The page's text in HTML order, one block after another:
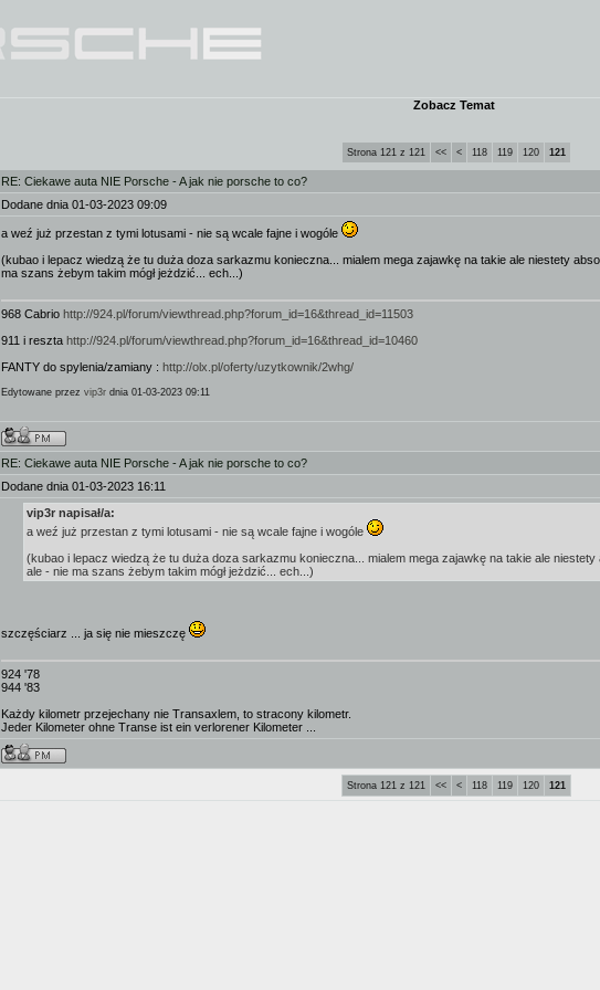
Zobacz Temat
Strona 121 z 121 << < 118 119 120 121
RE: Ciekawe auta NIE Porsche - A jak nie porsche to co?
Dodane dnia 01-03-2023 09:09
a weź już przestan z tymi lotusami - nie są wcale fajne i wogóle
(kubao i lepacz wiedzą że tu duża doza sarkazmu konieczna... mialem mega zajawkę na takie ale niestety
ma szans żebym takim mógł jeżdzić... ech...)
968 Cabrio http://924.pl/forum/viewthread.php?forum_id=16&thread_id=11503
911 i reszta http://924.pl/forum/viewthread.php?forum_id=16&thread_id=10460
FANTY do spylenia/zamiany : http://olx.pl/oferty/uzytkownik/2whg/
Edytowane przez vip3r dnia 01-03-2023 09:11
RE: Ciekawe auta NIE Porsche - A jak nie porsche to co?
Dodane dnia 01-03-2023 16:11
vip3r napisał/a:
a weź już przestan z tymi lotusami - nie są wcale fajne i wogóle
(kubao i lepacz wiedzą że tu duża doza sarkazmu konieczna... mialem mega zajawkę na takie ale
ale - nie ma szans żebym takim mógł jeżdzić... ech...)
szczęściarz ... ja się nie mieszczę
924 '78
944 '83
Każdy kilometr przejechany nie Transaxlem, to stracony kilometr.
Jeder Kilometer ohne Transe ist ein verlorener Kilometer ...
Strona 121 z 121 << < 118 119 120 121